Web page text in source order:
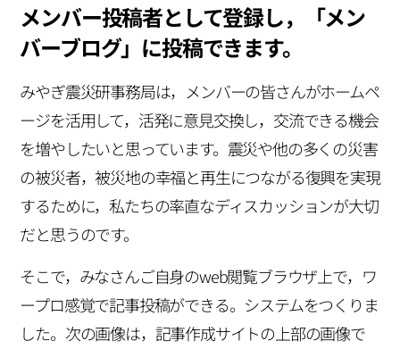
メンバー投稿者として登録し，「メン
バーブログ」に投稿できます。
みやぎ震災研事務局は，メンバーの皆さんがホームペ
ージを活用して，活発に意見交換し，交流できる機会
を増やしたいと思っています。震災や他の多くの災害
の被災者，被災地の幸福と再生につながる復興を実現
するために，私たちの率直なディスカッションが大切
だと思うのです。
そこで，みなさんご自身のweb閲覧ブラウザ上で，ワ
ープロ感覚で記事投稿ができる。システムをつくりま
した。次の画像は，記事作成サイトの上部の画像で